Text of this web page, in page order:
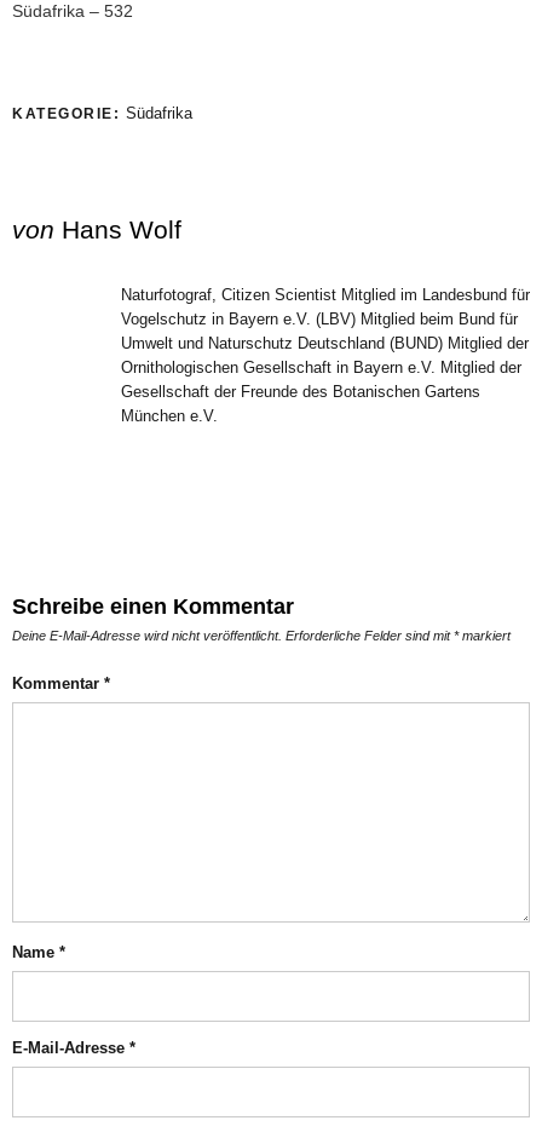
Südafrika – 532
KATEGORIE: Südafrika
von Hans Wolf
Naturfotograf, Citizen Scientist Mitglied im Landesbund für
Vogelschutz in Bayern e.V. (LBV) Mitglied beim Bund für
Umwelt und Naturschutz Deutschland (BUND) Mitglied der
Ornithologischen Gesellschaft in Bayern e.V. Mitglied der
Gesellschaft der Freunde des Botanischen Gartens
München e.V.
Schreibe einen Kommentar
Deine E-Mail-Adresse wird nicht veröffentlicht. Erforderliche Felder sind mit*markiert
Kommentar *
Name *
E-Mail-Adresse *